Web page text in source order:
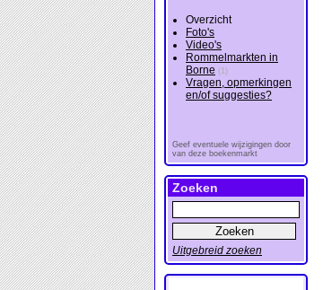
Overzicht
Foto's
Video's
Rommelmarkten in
Borne (1)
Vragen, opmerkingen
en/of suggesties?
Geef eventuele wijzigingen door
van deze boekenmarkt
Zoeken
Uitgebreid zoeken